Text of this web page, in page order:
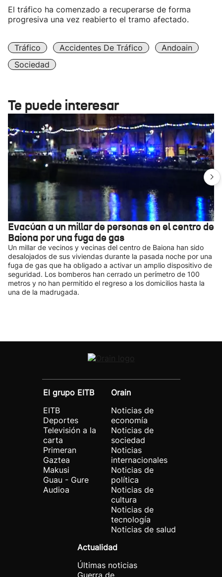
El tráfico ha comenzado a recuperarse de forma
progresiva una vez reabierto el tramo afectado.
Tráfico Accidentes De Tráfico
Andoain
Sociedad
Te puede interesar
Evacúan a un millar de personas en el centro de
Baiona por una fuga de gas
Un millar de vecinos y vecinas del centro de Baiona han sido
desalojados de sus viviendas durante la pasada noche por una
fuga de gas que ha obligado a activar un amplio dispositivo de
seguridad. Los bomberos han cerrado un perímetro de 100
metros y no han permitido el regreso a los domicilios hasta la
una de la madrugada.
El grupo EITB
EITB
Deportes
Televisión a la
carta
Primeran
Gaztea
Makusi
Guau - Gure
Audioa
Orain
Noticias de
economía
Noticias de
sociedad
Noticias
internacionales
Noticias de
política
Noticias de
cultura
Noticias de
tecnología
Noticias de salud
Actualidad
Últimas noticias
Guerra de